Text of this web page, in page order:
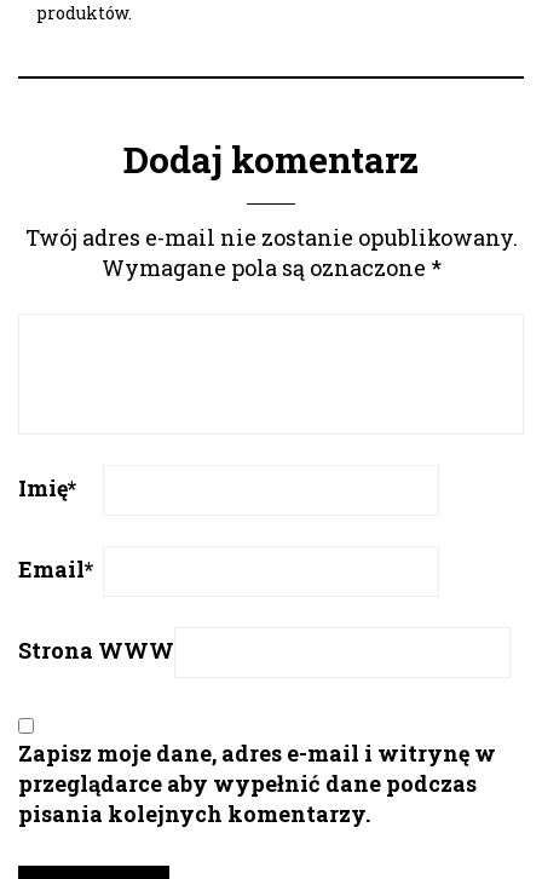
produktów.
Dodaj komentarz
Twój adres e-mail nie zostanie opublikowany.
Wymagane pola są oznaczone *
Imię*
Email*
Strona WWW
Zapisz moje dane, adres e-mail i witrynę w
przeglądarce aby wypełnić dane podczas
pisania kolejnych komentarzy.